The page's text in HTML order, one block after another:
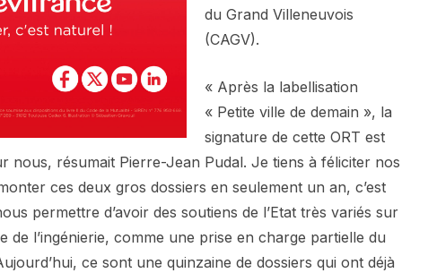
du Grand Villeneuvois
(CAGV).
« Après la labellisation
« Petite ville de demain », la
signature de cette ORT est
nous, résumait Pierre-Jean Pudal. Je tiens à féliciter nos
ces deux gros dossiers en seulement un an, c’est
permettre d’avoir des soutiens de l’Etat très variés sur
de l’ingénierie, comme une prise en charge partielle du
ce sont une quinzaine de dossiers qui ont déjà